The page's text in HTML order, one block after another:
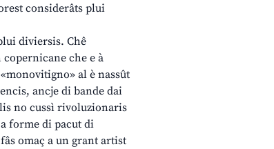
considerâts plui
diviersis. Chê
che e à
al è nassût
ancje di bande dai
no cussì rivoluzionaris
forme di pacut di
omaç a un grant artist